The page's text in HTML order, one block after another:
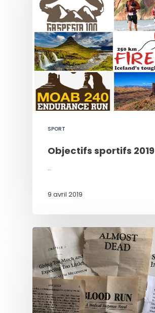
SPORT
Objectifs sportifs 2019
…
9 avril 2019